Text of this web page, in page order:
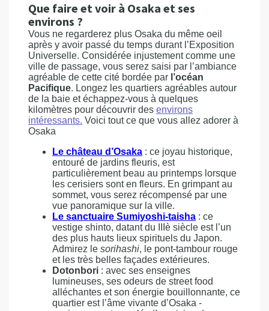
Que faire et voir à Osaka et ses
environs ?
Vous ne regarderez plus Osaka du même oeil
après y avoir passé du temps durant l’Exposition
Universelle. Considérée injustement comme une
ville de passage, vous serez saisi par l’ambiance
agréable de cette cité bordée par l’océan
Pacifique. Longez les quartiers agréables autour
de la baie et échappez-vous à quelques
kilomètres pour découvrir des environs
intéressants. Voici tout ce que vous allez adorer à
Osaka
Le château d’Osaka : ce joyau historique,
entouré de jardins fleuris, est
particulièrement beau au printemps lorsque
les cerisiers sont en fleurs. En grimpant au
sommet, vous serez récompensé par une
vue panoramique sur la ville.
Le sanctuaire Sumiyoshi-taisha : ce
vestige shinto, datant du IIIè siècle est l’un
des plus hauts lieux spirituels du Japon.
Admirez le sorihashi, le pont-tambour rouge
et les très belles façades extérieures.
Dotonbori : avec ses enseignes
lumineuses, ses odeurs de street food
alléchantes et son énergie bouillonnante, ce
quartier est l’âme vivante d’Osaka -